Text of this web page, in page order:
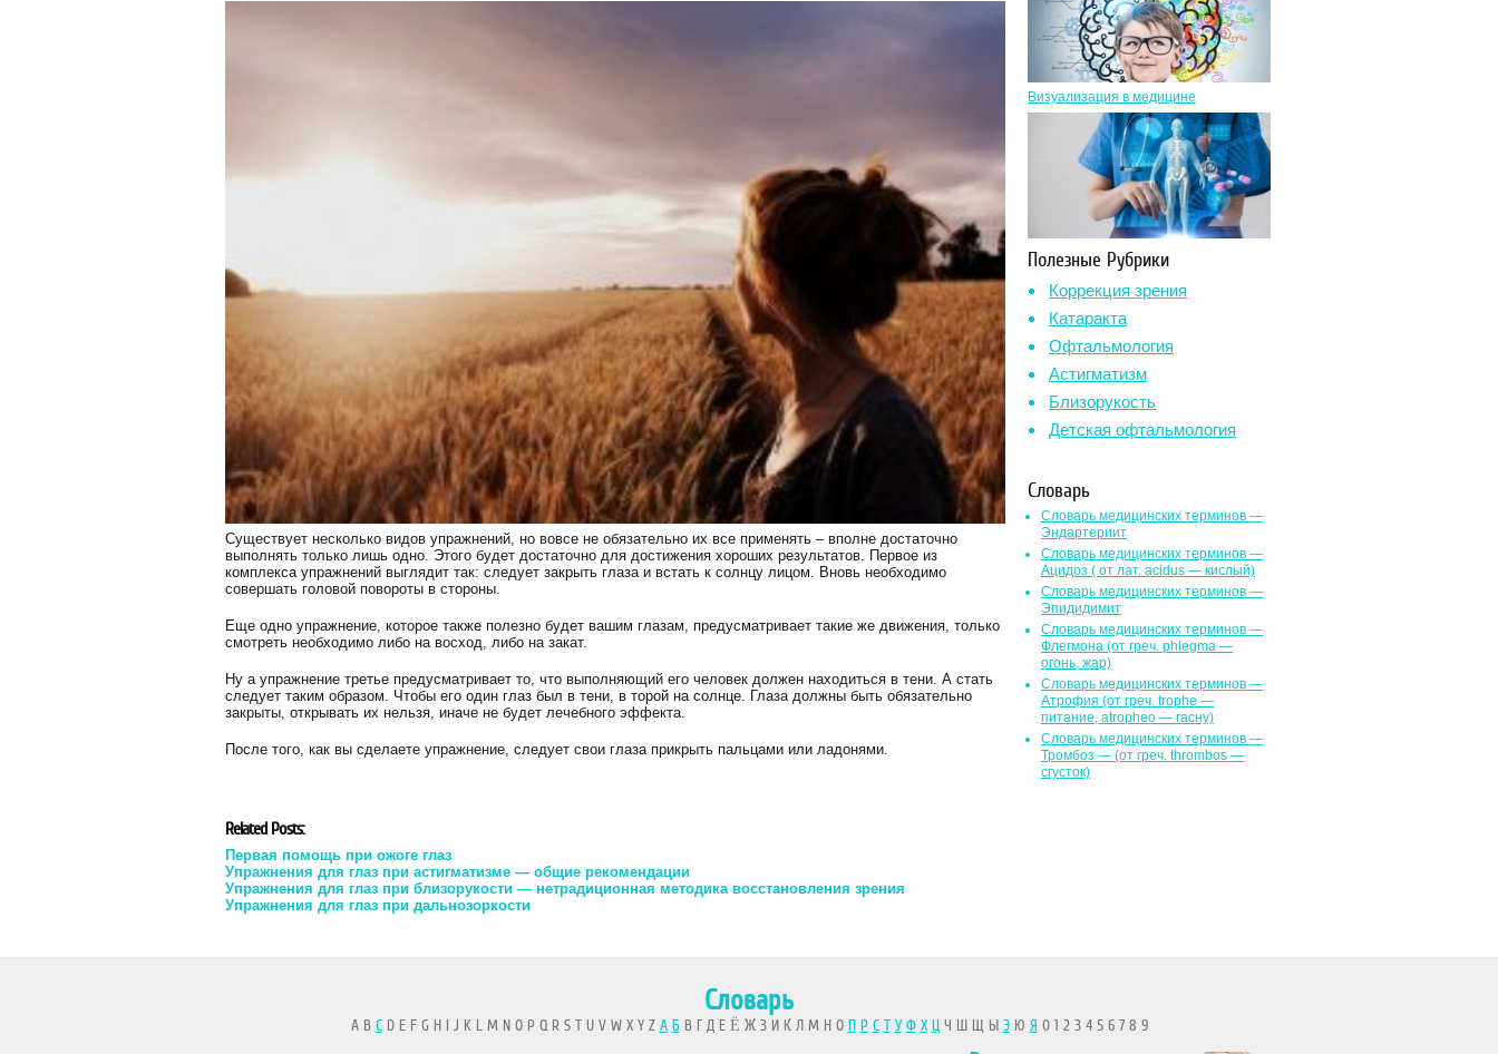
Существует несколько видов упражнений, но вовсе не обязательно их все применять – вполне достаточно
выполнять только лишь одно. Этого будет достаточно для достижения хороших результатов. Первое из
комплекса упражнений выглядит так: следует закрыть глаза и встать к солнцу лицом. Вновь необходимо
совершать головой повороты в стороны.
Еще одно упражнение, которое также полезно будет вашим глазам, предусматривает такие же движения, только
смотреть необходимо либо на восход, либо на закат.
Ну а упражнение третье предусматривает то, что выполняющий его человек должен находиться в тени. А стать
следует таким образом. Чтобы его один глаз был в тени, в торой на солнце. Глаза должны быть обязательно
закрыты, открывать их нельзя, иначе не будет лечебного эффекта.
После того, как вы сделаете упражнение, следует свои глаза прикрыть пальцами или ладонями.
Related Posts:
Первая помощь при ожоге глаз
Упражнения для глаз при астигматизме — общие рекомендации
Упражнения для глаз при близорукости — нетрадиционная методика восстановления зрения
Упражнения для глаз при дальнозоркости
Визуализация в медицине
Полезные Рубрики
Коррекция зрения
Катаракта
Офтальмология
Астигматизм
Близорукость
Детская офтальмология
Словарь
Словарь медицинских терминов —
Эндартериит
Словарь медицинских терминов —
Ацидоз ( от лат. асidus — кислый)
Словарь медицинских терминов —
Эпидидимит
Словарь медицинских терминов —
Флегмона (от гpeч. phlegma —
огонь, жар)
Словарь медицинских терминов —
Атрофия (от греч. trophe —
питание, atropheo — гасну)
Словарь медицинских терминов —
Тромбоз — (от греч. thrombos —
сгусток)
Словарь
A B CD E F G H I J K L M N O P Q R S T U V W X Y Z А БВ Г Д Е Ё Ж З И К Л М Н О П Р С Т У Ф Х ЦЧ Ш Щ Ы ЭЮ Я 0 1 2 3 4 5 6 7 8 9